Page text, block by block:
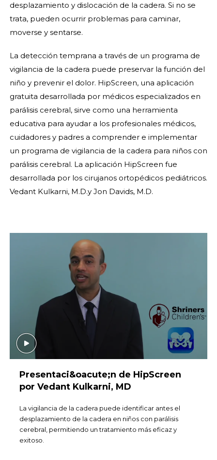
desplazamiento y dislocación de la cadera. Si no se
trata, pueden ocurrir problemas para caminar,
moverse y sentarse.
La detección temprana a través de un programa de
vigilancia de la cadera puede preservar la función del
niño y prevenir el dolor. HipScreen, una aplicación
gratuita desarrollada por médicos especializados en
parálisis cerebral, sirve como una herramienta
educativa para ayudar a los profesionales médicos,
cuidadores y padres a comprender e implementar
un programa de vigilancia de la cadera para niños con
parálisis cerebral. La aplicación HipScreen fue
desarrollada por los cirujanos ortopédicos pediátricos.
Vedant Kulkarni, M.D.y Jon Davids, M.D.
Presentaci&oacute;n de HipScreen
por Vedant Kulkarni, MD
La vigilancia de la cadera puede identificar antes el
desplazamiento de la cadera en niños con parálisis
cerebral, permitiendo un tratamiento más eficaz y
exitoso.